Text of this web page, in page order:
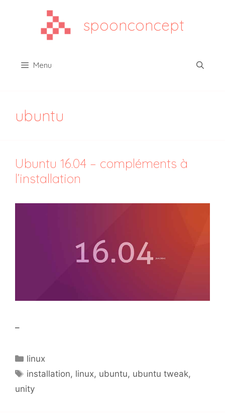
spoonconcept
Menu
ubuntu
Ubuntu 16.04 – compléments à
l’installation
–
Catégories
linux
Étiquettes
installation, linux, ubuntu, ubuntu tweak,
unity